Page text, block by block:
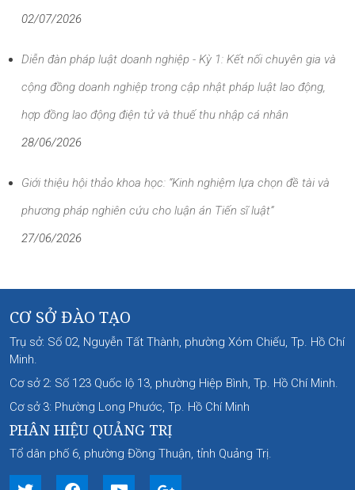
02/07/2026
Diễn đàn pháp luật doanh nghiệp - Kỳ 1: Kết nối chuyên gia và
cộng đồng doanh nghiệp trong cập nhật pháp luật lao động,
hợp đồng lao động điện tử và thuế thu nhập cá nhân
28/06/2026
Giới thiệu hội thảo khoa học: “Kinh nghiệm lựa chọn đề tài và
phương pháp nghiên cứu cho luận án Tiến sĩ luật”
27/06/2026
CƠ SỞ ĐÀO TẠO
Trụ sở: Số 02, Nguyễn Tất Thành, phường Xóm Chiếu, Tp. Hồ Chí
Minh.
Cơ sở 2: Số 123 Quốc lộ 13, phường Hiệp Bình, Tp. Hồ Chí Minh.
Cơ sở 3: Phường Long Phước, Tp. Hồ Chí Minh
PHÂN HIỆU QUẢNG TRỊ
Tổ dân phố 6, phường Đồng Thuận, tỉnh Quảng Trị.